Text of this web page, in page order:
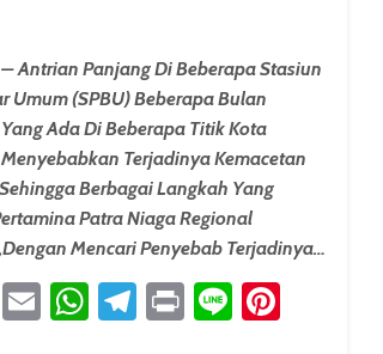
Antrian Panjang Di Beberapa Stasiun
Umum (SPBU) Beberapa Bulan
Ada Di Beberapa Titik Kota
Terjadinya Kemacetan
Berbagai Langkah Yang
Patra Niaga Regional
Mencari Penyebab Terjadinya…
Twitter
EmailWhatsApp
Telegram
Print
Line